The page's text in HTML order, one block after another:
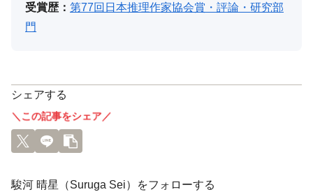
受賞歴： 第77回日本推理作家協会賞・評論・研究部
門
シェアする
＼この記事をシェア／
駿河 晴星（Suruga Sei）をフォローする